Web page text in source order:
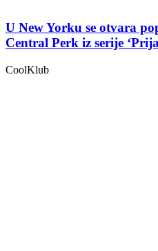
U New Yorku se otvara
Central Perk iz serije
CoolKlub